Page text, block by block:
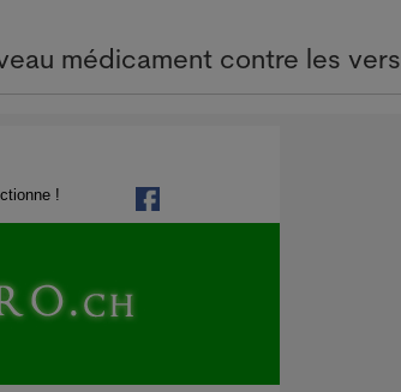
médicament contre les vers
!